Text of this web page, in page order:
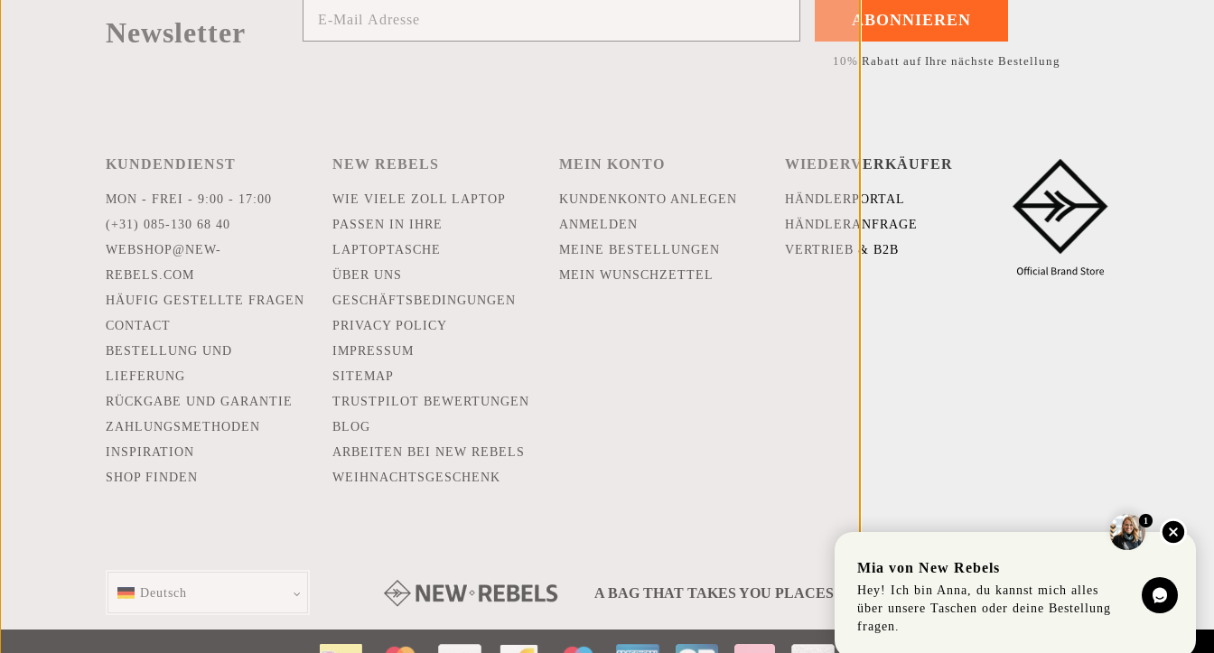
Newsletter ABONNIEREN
10% Rabatt auf Ihre nächste Bestellung
KUNDENDIENST
MON - FREI - 9:00 - 17:00
(+31) 085-130 68 40
WEBSHOP@NEW-
REBELS.COM
HÄUFIG GESTELLTE FRAGEN
CONTACT
BESTELLUNG UND
LIEFERUNG
RÜCKGABE UND GARANTIE
ZAHLUNGSMETHODEN
INSPIRATION
SHOP FINDEN
NEW REBELS
WIE VIELE ZOLL LAPTOP
PASSEN IN IHRE
LAPTOPTASCHE
ÜBER UNS
GESCHÄFTSBEDINGUNGEN
PRIVACY POLICY
IMPRESSUM
SITEMAP
TRUSTPILOT BEWERTUNGEN
BLOG
ARBEITEN BEI NEW REBELS
WEIHNACHTSGESCHENK
MEIN KONTO
KUNDENKONTO ANLEGEN
ANMELDEN
MEINE BESTELLUNGEN
MEIN WUNSCHZETTEL
WIEDERVERKÄUFER
HÄNDLERPORTAL
HÄNDLERANFRAGE
VERTRIEB & B2B
Deutsch A BAG THAT TAKES YOU PLACES
1
Mia von New Rebels
Hey! Ich bin Anna, du kannst mich alles
über unsere Taschen oder deine Bestellung
fragen.